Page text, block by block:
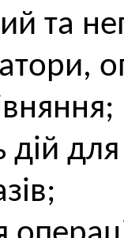
та
дій